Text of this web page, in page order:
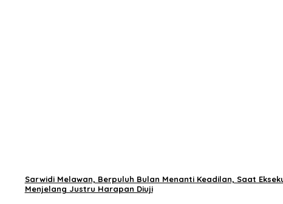
Sarwidi Melawan, Berpuluh Bulan Menanti Keadilan, Saat
Menjelang Justru Harapan Diuji